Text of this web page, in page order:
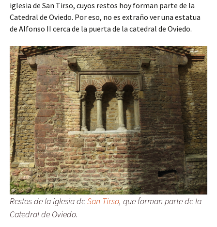
iglesia de San Tirso, cuyos restos hoy forman parte de la
Catedral de Oviedo. Por eso, no es extraño ver una estatua
de Alfonso II cerca de la puerta de la catedral de Oviedo.
Restos de la iglesia deSan Tirso, que forman parte de la
Catedral de Oviedo.